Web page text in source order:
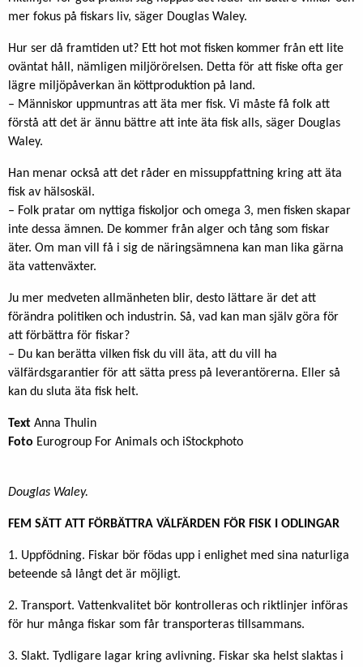
mer fokus på fiskars liv, säger Douglas Waley.
Hur ser då framtiden ut? Ett hot mot fisken kommer från ett lite
oväntat håll, nämligen miljörörelsen. Detta för att fiske ofta ger
lägre miljöpåverkan än köttproduktion på land.
– Människor uppmuntras att äta mer fisk. Vi måste få folk att
förstå att det är ännu bättre att inte äta fisk alls, säger Douglas
Waley.
Han menar också att det råder en missuppfattning kring att äta
fisk av hälsoskäl.
– Folk pratar om nyttiga fiskoljor och omega 3, men fisken skapar
inte dessa ämnen. De kommer från alger och tång som fiskar
äter. Om man vill få i sig de näringsämnena kan man lika gärna
äta vattenväxter.
Ju mer medveten allmänheten blir, desto lättare är det att
förändra politiken och industrin. Så, vad kan man själv göra för
att förbättra för fiskar?
– Du kan berätta vilken fisk du vill äta, att du vill ha
välfärdsgarantier för att sätta press på leverantörerna. Eller så
kan du sluta äta fisk helt.
Text Anna Thulin
Foto Eurogroup For Animals och iStockphoto
Douglas Waley.
FEM SÄTT ATT FÖRBÄTTRA VÄLFÄRDEN FÖR FISK I ODLINGAR
1. Uppfödning. Fiskar bör födas upp i enlighet med sina naturliga
beteende så långt det är möjligt.
2. Transport. Vattenkvalitet bör kontrolleras och riktlinjer införas
för hur många fiskar som får transporteras tillsammans.
3. Slakt. Tydligare lagar kring avlivning. Fiskar ska helst slaktas i